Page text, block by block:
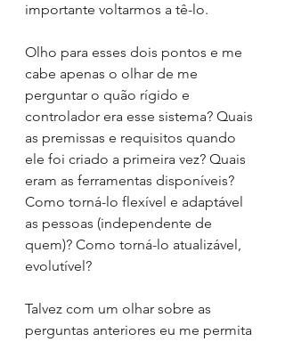
importante voltarmos a tê-lo.
Olho para esses dois pontos e me
cabe apenas o olhar de me
perguntar o quão rígido e
controlador era esse sistema? Quais
as premissas e requisitos quando
ele foi criado a primeira vez? Quais
eram as ferramentas disponíveis?
Como torná-lo flexível e adaptável
as pessoas (independente de
quem)? Como torná-lo atualizável,
evolutível?
Talvez com um olhar sobre as
perguntas anteriores eu me permita